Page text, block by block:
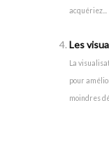
acquériez...
Les
La
pour
moindres